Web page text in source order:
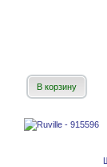
В корзину